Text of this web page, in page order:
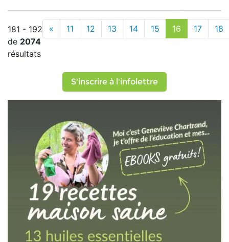
181 - 192
de 2074
résultats
« 11 12 13 14 15 16 17 18
S'inscrire à l'infolettre